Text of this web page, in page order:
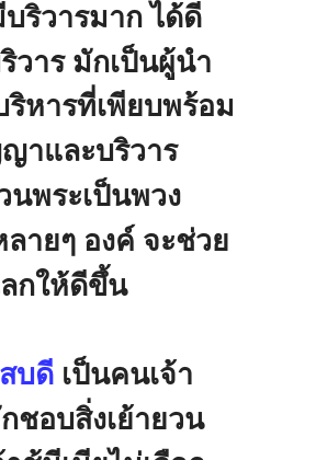
ริวารมาก ได้ดี
วาร มักเป็นผู้นำ
ริหารที่เพียบพร้อม
าและบริวาร
นพระเป็นพวง
ลายๆ องค์ จะช่วย
กให้ดีขึ้น
บดี เป็นคนเจ้า
ชอบสิ่งเย้ายวน